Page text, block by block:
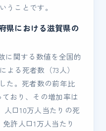
うことです。
県における滋賀県の
に関する数値を全国的
よる死者数（73人）
た。死者数の前年比
おり、その増加率は
人口10万人当たりの死
許人口1万人当たり